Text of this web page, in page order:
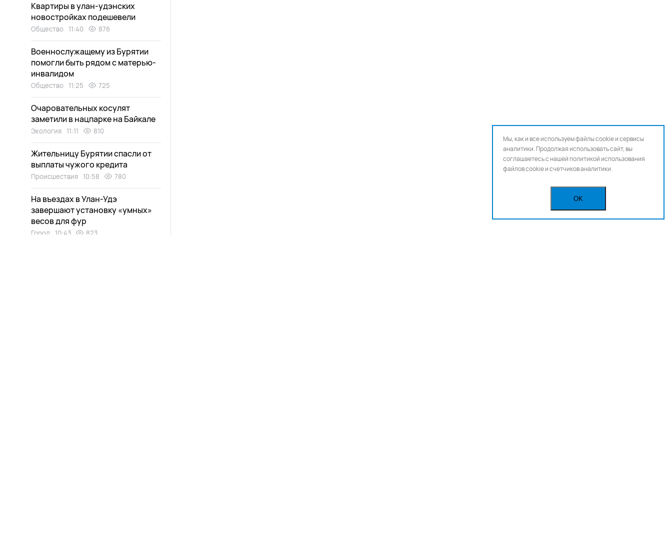
Квартиры в улан-удэнских
новостройках подешевели
Общество 11:40 876
Военнослужащему из Бурятии
помогли быть рядом с матерью-
инвалидом
Общество 11:25 725
Очаровательных косулят
заметили в нацпарке на Байкале
Экология 11:11 810
Жительницу Бурятии спасли от
выплаты чужого кредита
Происшествия 10:58 780
На въездах в Улан-Удэ
завершают установку «умных»
весов для фур
Город 10:43 823
Мы, как и все используем файлы cookie и сервисы
аналитики. Продолжая использовать сайт, вы
соглашаетесь с нашейполитикой использования
файлов cookie и счетчиков аналитики.
OK